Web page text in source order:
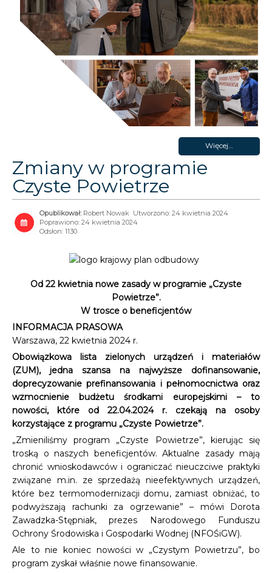
Więcej…
Zmiany w programie
Czyste Powietrze
Robert Nowak Utworzono: 24 kwietnia 2024
Poprawiono: 24 kwietnia 2024
Odsłon: 1130
Od 22 kwietnia nowe zasady w programie „Czyste
Powietrze”.
W trosce o beneficjentów
INFORMACJA PRASOWA
Warszawa, 22 kwietnia 2024 r.
Obowiązkowa lista zielonych urządzeń i materiałów
(ZUM), jedna szansa na najwyższe dofinansowanie,
doprecyzowanie prefinansowania i pełnomocnictwa oraz
wzmocnienie budżetu środkami europejskimi – to
nowości, które od 22.04.2024 r. czekają na osoby
korzystające z programu „Czyste Powietrze”.
„Zmieniliśmy program „Czyste Powietrze”, kierując się
troską o naszych beneficjentów. Aktualne zasady mają
chronić wnioskodawców i ograniczać nieuczciwe praktyki
związane m.in. ze sprzedażą nieefektywnych urządzeń,
które bez termomodernizacji domu, zamiast obniżać, to
podwyższają rachunki za ogrzewanie” – mówi Dorota
Zawadzka-Stępniak, prezes Narodowego Funduszu
Ochrony Środowiska i Gospodarki Wodnej (NFOŚiGW).
Ale to nie koniec nowości w „Czystym Powietrzu”, bo
program zyskał właśnie nowe finansowanie.